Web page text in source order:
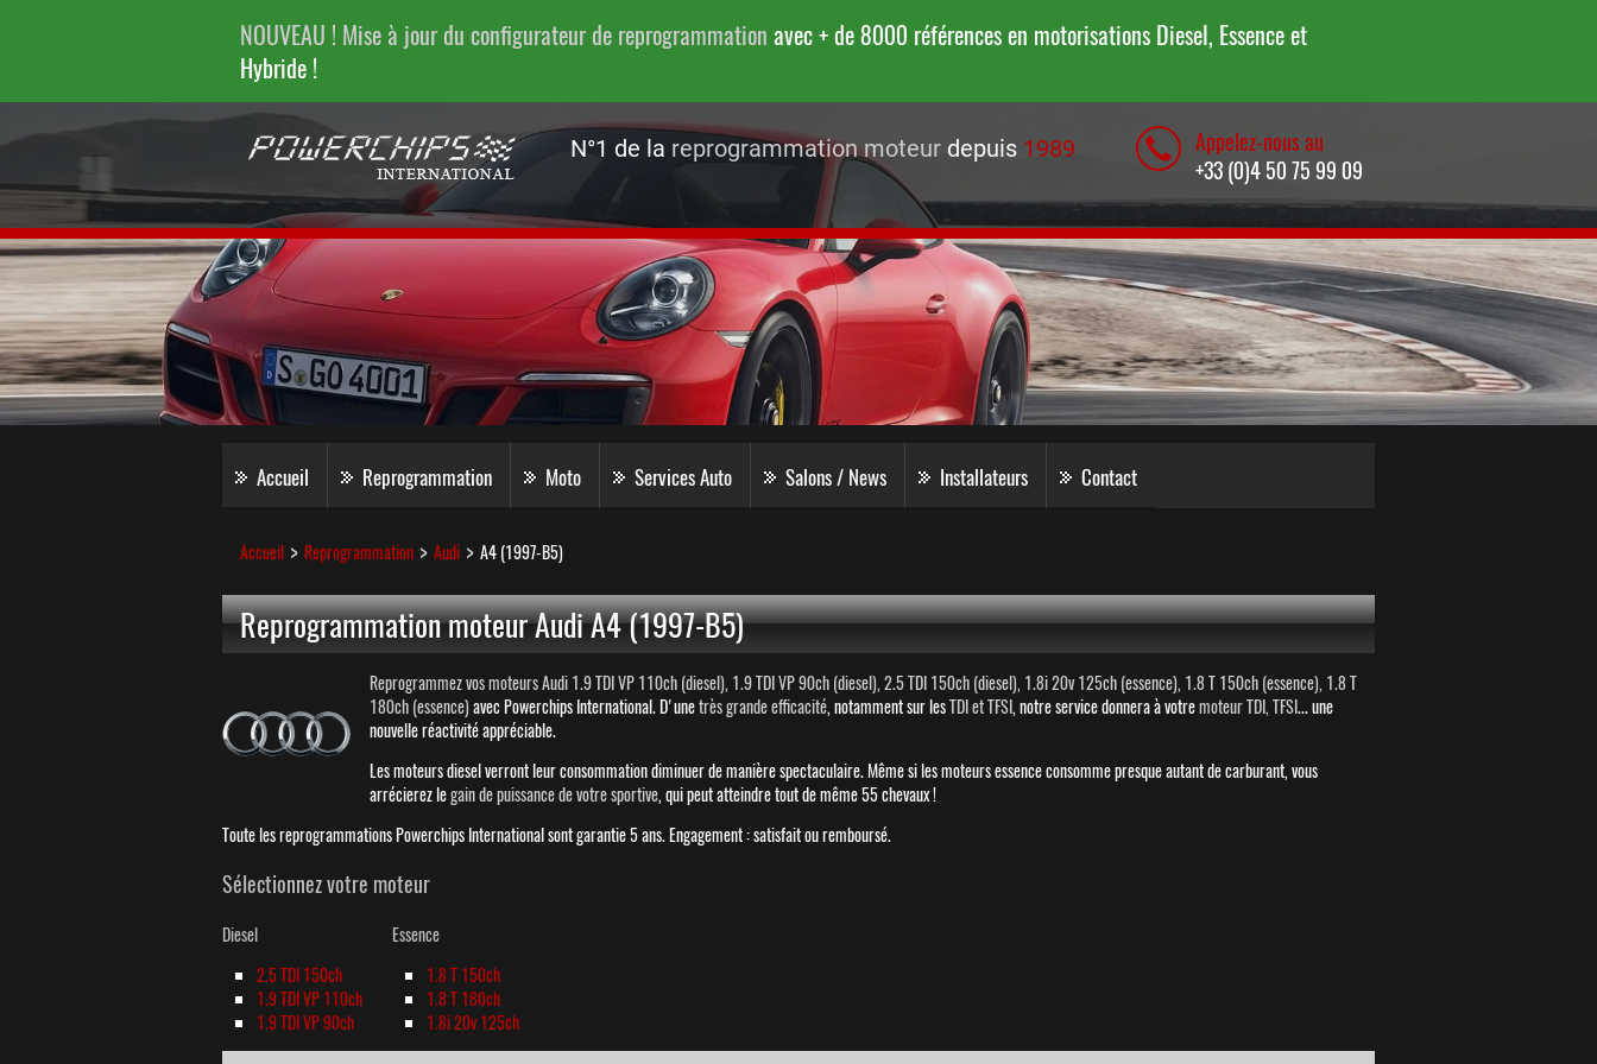
NOUVEAU ! Mise à jour du configurateur de reprogrammation avec + de 8000 références en motorisations Diesel, Essence et
Hybride !
N°1 de la reprogrammation moteur depuis 1989
Appelez-nous au
+33 (0)4 50 75 99 09
Accueil Reprogrammation Moto Services Auto Salons / News Installateurs Contact
Accueil Reprogrammation Audi A4 (1997-B5)
Reprogrammation moteur Audi A4 (1997-B5)
Reprogrammez vos moteurs Audi 1.9 TDI VP 110ch (diesel), 1.9 TDI VP 90ch (diesel), 2.5 TDI 150ch (diesel), 1.8i 20v 125ch (essence), 1.8 T 150ch (essence), 1.8 T
180ch (essence)avec Powerchips International. D'unetrès grande efficacité, notamment sur lesTDI et TFSI, notre service donnera à votremoteur TDI, TFSI... une
nouvelle réactivité appréciable.
Les moteurs diesel verront leur consommation diminuer de manière spectaculaire. Même si les moteurs essence consomme presque autant de carburant, vous
arrécierez legain de puissance de votre sportive, qui peut atteindre tout de même 55 chevaux !
Toute les reprogrammations Powerchips International sont garantie 5 ans. Engagement : satisfait ou remboursé.
Sélectionnez votre moteur
Diesel
2.5 TDI 150ch
1.9 TDI VP 110ch
1.9 TDI VP 90ch
Essence
1.8 T 150ch
1.8 T 180ch
1.8i 20v 125ch